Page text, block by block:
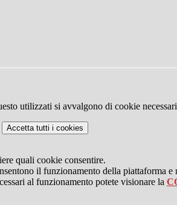
utilizzati si avvalgono di cookie
Accetta tutti i cookies
quali cookie consentire.
il funzionamento della piattaforma
al funzionamento potete visionare la